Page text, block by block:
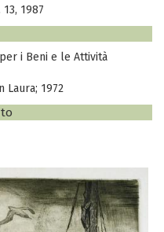
1987
i Beni e le Attività
Laura; 1972